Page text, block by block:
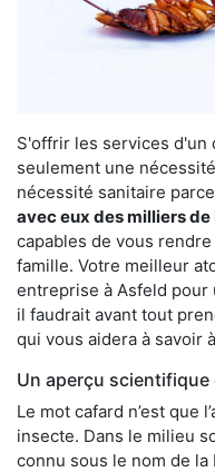
S'offrir les services d'un
seulement une
nécessité sanitaire
avec eux des milliers
capables de vous
famille. Votre meilleur
entreprise à Asfeld pour
il faudrait avant tout
qui vous aidera à savoir
Un aperçu
Le mot cafard n’est que
insecte. Dans le milieu
connu sous le nom de